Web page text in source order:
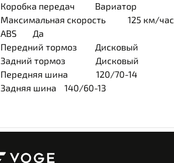
Коробка передач Вариатор
Максимальная скорость 125 км/час
ABS Да
Передний тормоз Дисковый
Задний тормоз Дисковый
Передняя шина 120/70-14
Задняя шина 140/60-13